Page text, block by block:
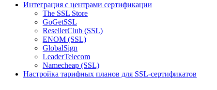
Интеграция с центрами сертификации
The SSL Store
GoGetSSL
ResellerClub (SSL)
ENOM (SSL)
GlobalSign
LeaderTelecom
Namecheap (SSL)
Настройка тарифных планов для SSL-сертификатов